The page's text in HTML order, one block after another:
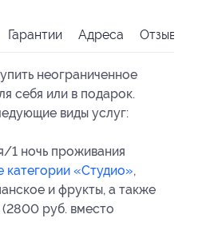
Гарантии Адреса Отзывы
неограниченное
себя или в подарок.
виды услуг:
1 ночь проживания
категории «Студио»,
и фрукты, а также
руб. вместо